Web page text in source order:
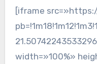
[iframe
width=»100%»